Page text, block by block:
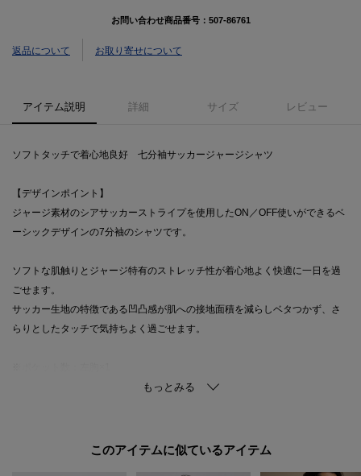
お問い合わせ商品番号： 507-86761
返品について お取り寄せについて
アイテム説明 詳細 サイズ レビュー
ソフトタッチで着心地良好 七分袖サッカージャージシャツ
【デザインポイント】
ジャージ素材のシアサッカーストライプを使用したON／OFF使いができるベ
ーシックデザインの7分袖のシャツです。
ソフトな肌触りとジャージ特有のストレッチ性が着心地よく快適に一日を過
ごせます。
サッカー生地の特徴である凹凸感が肌への接地面積を減らしベタつかず、さ
らりとしたタッチで気持ちよく過ごせます。
※こちらの商品はやや透け感があるため、インナーの着用をおすすめしま
このアイテムに似ているアイテム